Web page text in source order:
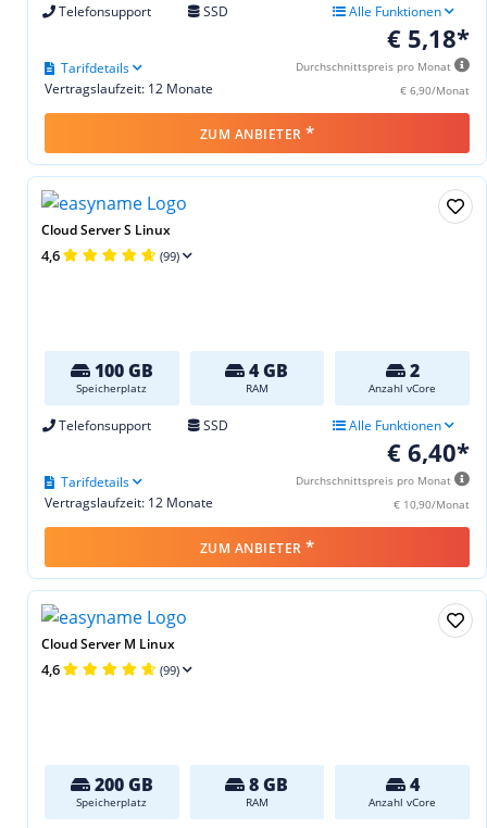
Telefonsupport SSD Alle Funktionen
€ 5,18*
Durchschnittspreis pro Monat
€ 6,90/Monat
Vertragslaufzeit: 12 Monate
Tarifdetails
ZUM ANBIETER *
Cloud Server S Linux
4,6 (99)
100 GB
Speicherplatz
4 GB
RAM
2
Anzahl vCore
Telefonsupport SSD Alle Funktionen
€ 6,40*
Durchschnittspreis pro Monat
€ 10,90/Monat
Vertragslaufzeit: 12 Monate
Tarifdetails
ZUM ANBIETER *
Cloud Server M Linux
4,6 (99)
200 GB
Speicherplatz
8 GB
RAM
4
Anzahl vCore